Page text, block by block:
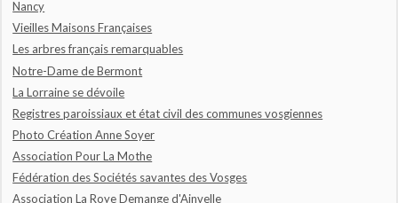
Nancy
Vieilles Maisons Françaises
Les arbres français remarquables
Notre-Dame de Bermont
La Lorraine se dévoile
Registres paroissiaux et état civil des communes vosgiennes
Photo Création Anne Soyer
Association Pour La Mothe
Fédération des Sociétés savantes des Vosges
Association La Roye Demange d'Ainvelle